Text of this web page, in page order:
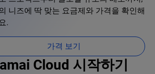
니즈에 딱 맞는 요금제와 가격을 확인해
.
가격 보기
Cloud 시작하기